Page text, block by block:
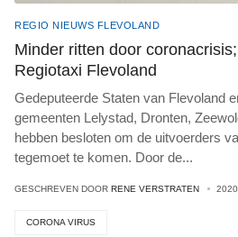
REGIO NIEUWS FLEVOLAND
Minder ritten door
Regiotaxi Flevoland
Gedeputeerde Staten van Flevoland
gemeenten Lelystad, Dronten,
hebben besloten om de uitvoerders
tegemoet te komen. Door de...
GESCHREVEN DOOR RENE VERSTRATEN
CORONA VIRUS